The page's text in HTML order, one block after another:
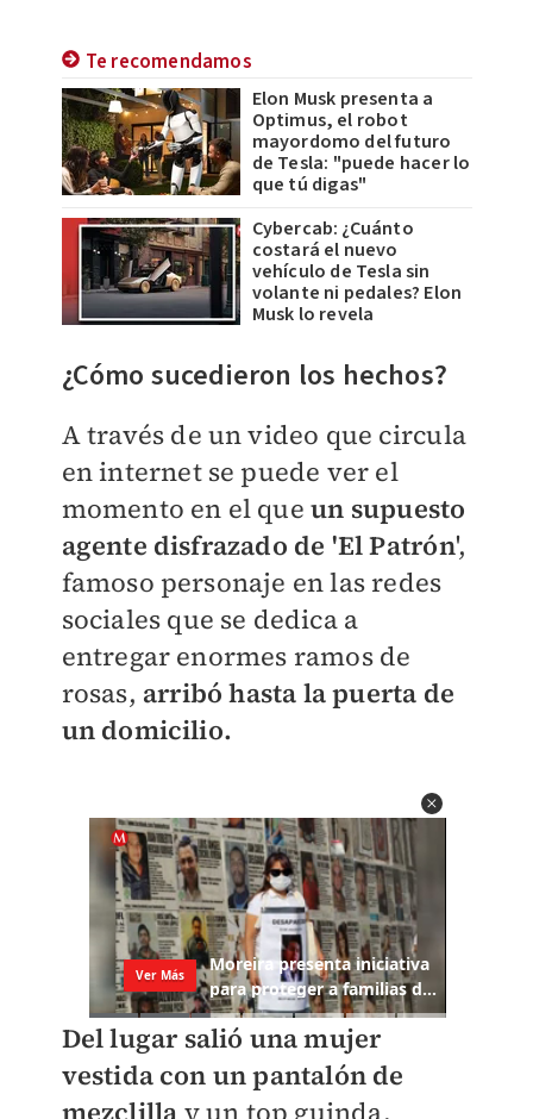
Te recomendamos
Elon Musk presenta a
Optimus, el robot
mayordomo del futuro
de Tesla: "puede hacer lo
que tú digas"
Cybercab: ¿Cuánto
costará el nuevo
vehículo de Tesla sin
volante ni pedales? Elon
Musk lo revela
¿Cómo sucedieron los hechos?
A través de un video que circula
en internet se puede ver el
momento en el queun supuesto
agente disfrazado de 'El Patrón',
famoso personaje en las redes
sociales que se dedica a
entregar enormes ramos de
rosas, arribó hasta la puerta de
un domicilio.
Del lugar salió una mujer
vestida con un pantalón de